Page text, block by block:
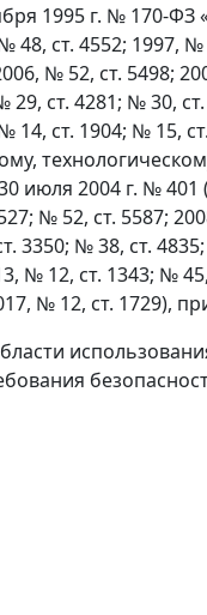
1995 г. № 170-
ст. 4552; 1997,
№ 52, ст. 5498;
ст. 4281; № 30,
ст. 1904; № 15,
июля 2004 г. № 401
№ 52, ст. 5587;
3350; № 38, ст.
№ 12, ст. 1343; №
№ 12, ст. 1729),